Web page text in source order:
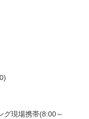
グ現場携帯(8:00～